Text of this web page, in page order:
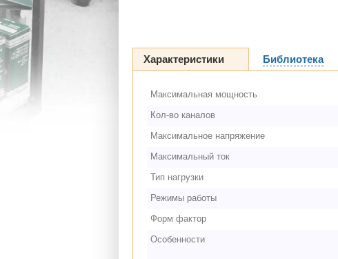
Характеристики Библиотека
Максимальная мощность
Кол-во каналов
Максимальное напряжение
Максимальный ток
Тип нагрузки
Режимы работы
Форм фактор
Особенности